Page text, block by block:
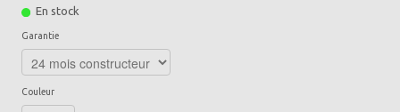
En stock
Garantie
Couleur